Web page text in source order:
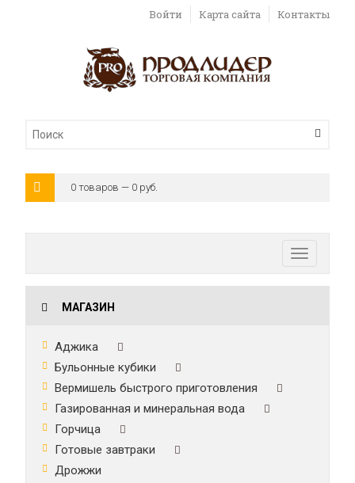
Войти Карта сайта Контакты
0 товаров — 0 руб.
Toggle
navigation
МАГАЗИН
Аджика
Бульонные кубики
Вермишель быстрого приготовления
Газированная и минеральная вода
Горчица
Готовые завтраки
Дрожжи